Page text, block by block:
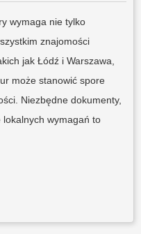
wymaga nie tylko
znajomości
jak Łódź i Warszawa,
może stanowić spore
Niezbędne dokumenty,
wymagań to